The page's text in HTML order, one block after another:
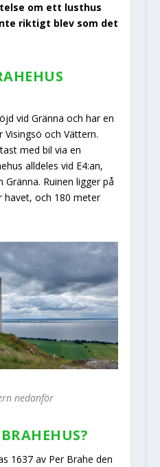
om ett lusthus
riktigt blev som det
vid Gränna och har en
och Vättern.
med bil via en
alldeles vid E4:an,
Ruinen ligger på
havet, och 180 meter
nedanför
1637 av Per Brahe den